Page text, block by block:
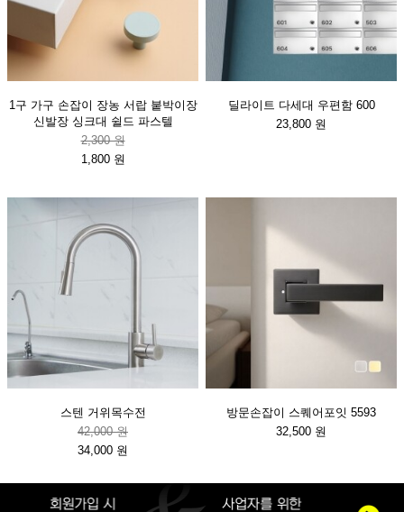
1구 가구 손잡이 장농 서랍 붙박이장
신발장 싱크대 쉴드 파스텔
2,300 원
1,800 원
딜라이트 다세대 우편함 600
23,800 원
스텐 거위목수전
42,000 원
34,000 원
방문손잡이 스퀘어포잇 5593
32,500 원